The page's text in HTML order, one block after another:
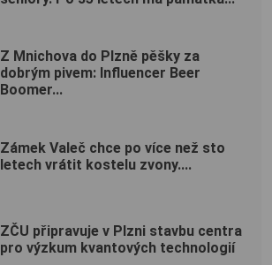
Z Mnichova do Plzně pěšky za
dobrým pivem: Influencer Beer
Boomer...
Zámek Valeč chce po více než sto
letech vrátit kostelu zvony....
ZČU připravuje v Plzni stavbu centra
pro výzkum kvantových technologií